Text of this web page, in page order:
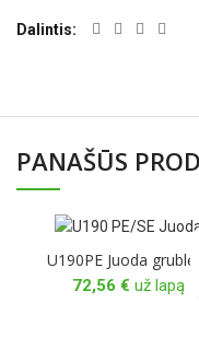
Dalintis
PANAŠŪS
U190PE Juoda grublėta
72,56 € už lapą